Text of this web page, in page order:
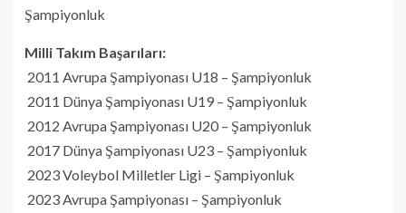
Şampiyonluk
Milli Takım Başarıları:
2011 Avrupa Şampiyonası U18 – Şampiyonluk
2011 Dünya Şampiyonası U19 – Şampiyonluk
2012 Avrupa Şampiyonası U20 – Şampiyonluk
2017 Dünya Şampiyonası U23 – Şampiyonluk
2023 Voleybol Milletler Ligi – Şampiyonluk
2023 Avrupa Şampiyonası – Şampiyonluk